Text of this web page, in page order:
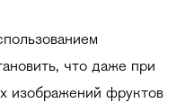
что даже при
изображений фруктов